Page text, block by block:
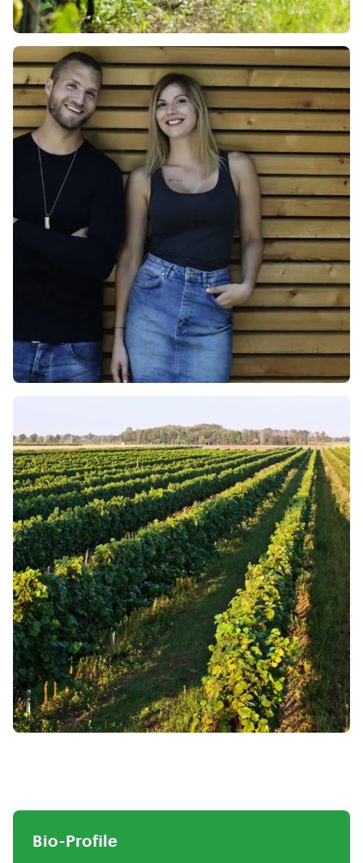
Bio-Profile